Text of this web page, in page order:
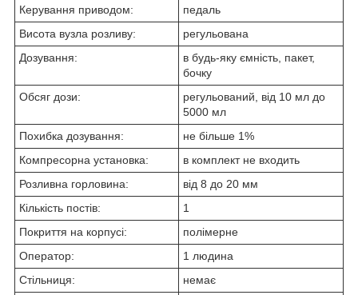
Керування приводом:
педаль
Висота вузла розливу:
регульована
Дозування:
в будь-яку ємність, пакет,
бочку
Обсяг дози:
регульований, від 10 мл до
5000 мл
Похибка дозування:
не більше 1%
Компресорна установка:
в комплект не входить
Розливна горловина:
від 8 до 20 мм
Кількість постів:
1
Покриття на корпусі:
полімерне
Оператор:
1 людина
Стільниця:
немає